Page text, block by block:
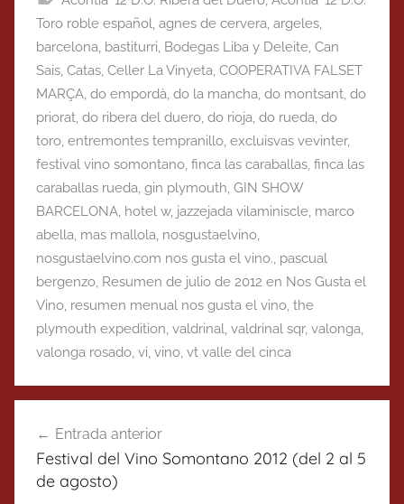
Toro roble español, agnes de cervera, argeles,
barcelona, bastiturri, Bodegas Liba y Deleite, Can
Sais, Catas, Celler La Vinyeta, COOPERATIVA FALSET
MARÇA, do empordà, do la mancha, do montsant, do
priorat, do ribera del duero, do rioja, do rueda, do
toro, entremontes tempranillo, excluisvas vevinter,
festival vino somontano, finca las caraballas, finca las
caraballas rueda, gin plymouth, GIN SHOW
BARCELONA, hotel w, jazzejada vilaminiscle, marco
abella, mas mallola, nosgustaelvino,
nosgustaelvino.com nos gusta el vino., pascual
bergenzo, Resumen de julio de 2012 en Nos Gusta el
Vino, resumen menual nos gusta el vino, the
plymouth expedition, valdrinal, valdrinal sqr, valonga,
valonga rosado, vi, vino, vt valle del cinca
de
entradas
Entrada anterior
Festival del Vino Somontano 2012 (del 2 al 5
de agosto)